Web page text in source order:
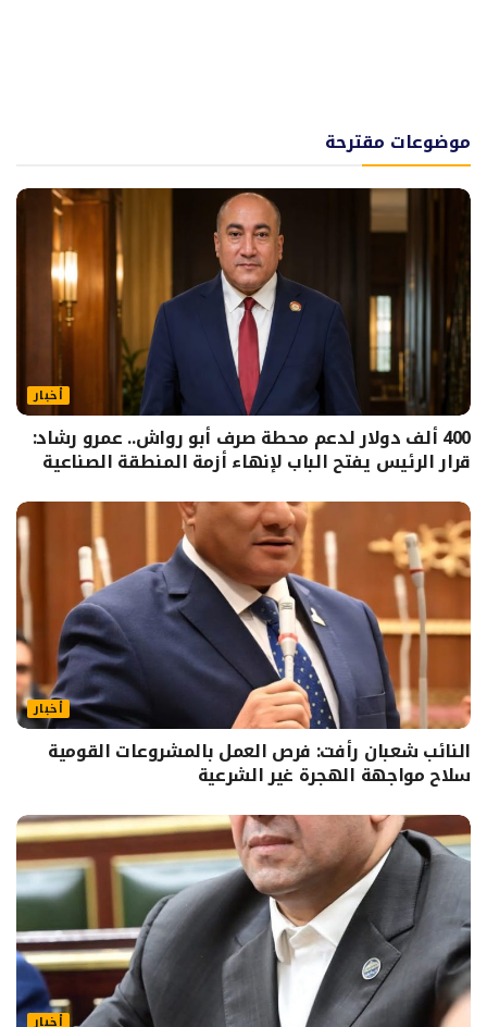
موضوعات مقترحة
أخبار
400 ألف دولار لدعم محطة صرف أبو رواش.. عمرو رشاد:
قرار الرئيس يفتح الباب لإنهاء أزمة المنطقة الصناعية
أخبار
النائب شعبان رأفت: فرص العمل بالمشروعات القومية
سلاح مواجهة الهجرة غير الشرعية
أخبار